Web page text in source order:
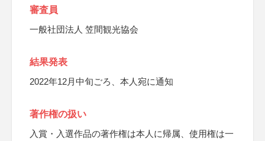
審査員
一般社団法人 笠間観光協会
結果発表
2022年12月中旬ごろ、本人宛に通知
著作権の扱い
入賞・入選作品の著作権は本人に帰属、使用権は一